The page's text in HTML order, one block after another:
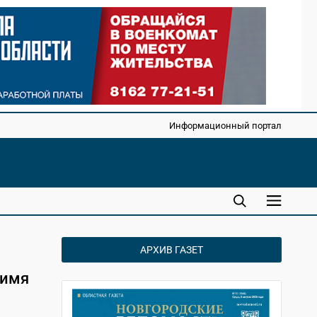
Информационный портал
АРХИВ ГАЗЕТ